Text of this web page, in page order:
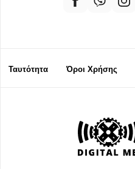
Ταυτότητα Όροι Χρήσης